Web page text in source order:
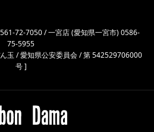
72-7050 / 一宮店 (愛知県一宮市) 0586-
75-5955
玉 / 愛知県公安委員会 / 第 542529706000
号 ]